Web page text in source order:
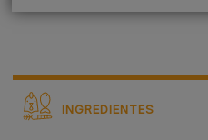
INGREDIENTES